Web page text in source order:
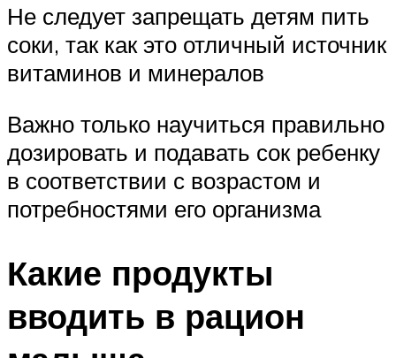
Не следует запрещать детям пить
соки, так как это отличный источник
витаминов и минералов
Важно только научиться правильно
дозировать и подавать сок ребенку
в соответствии с возрастом и
потребностями его организма
Какие продукты
вводить в рацион